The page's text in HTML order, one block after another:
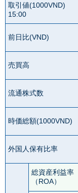
取引値(1000VND)
15:00
前日比(VND)
売買高
流通株式数
時価総額(1000VND)
外国人保有比率
総資産利益率
（ROA）